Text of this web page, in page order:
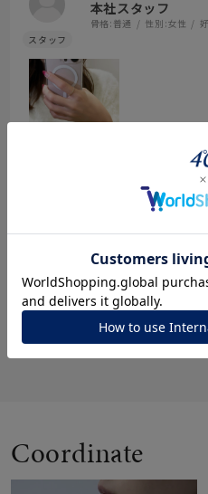
本社スタッフ
骨格: 普通 性別:女性
埋め尽くされたクリアなダイヤモ
ドがより一層増してくれるような
この贅沢さが手元を見るたびに気
続き
参考
絞り込み
Coordinate